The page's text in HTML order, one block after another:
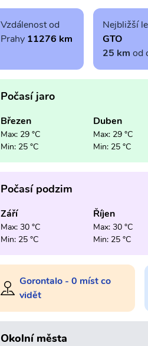
Vzdálenost od
Prahy 11276 km
Nejbližší
GTO
25 km od
Počasí jaro
Březen
Max: 29 °C
Min: 25 °C
Duben
Max: 29 °C
Min: 25 °C
Počasí podzim
Září
Max: 30 °C
Min: 25 °C
Říjen
Max: 30 °C
Min: 25 °C
Gorontalo - 0 míst co
vidět
Okolní města